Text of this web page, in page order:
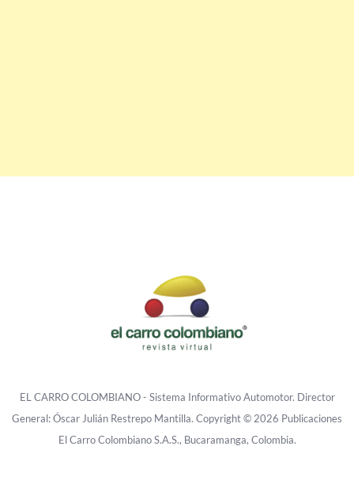
EL CARRO COLOMBIANO - Sistema Informativo Automotor. Director
General: Óscar Julián Restrepo Mantilla. Copyright © 2026 Publicaciones
El Carro Colombiano S.A.S., Bucaramanga, Colombia.